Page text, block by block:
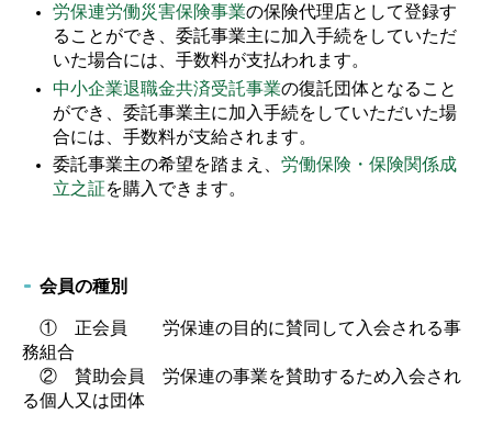
労保連労働災害保険事業の保険代理店として登録す
ることができ、委託事業主に加入手続をしていただ
いた場合には、手数料が支払われます。
中小企業退職金共済受託事業の復託団体となること
ができ、委託事業主に加入手続をしていただいた場
合には、手数料が支給されます。
委託事業主の希望を踏まえ、 労働保険・保険関係成
立之証を購入できます。
会員の種別
① 正会員 労保連の目的に賛同して入会される事
務組合
② 賛助会員 労保連の事業を賛助するため入会され
る個人又は団体